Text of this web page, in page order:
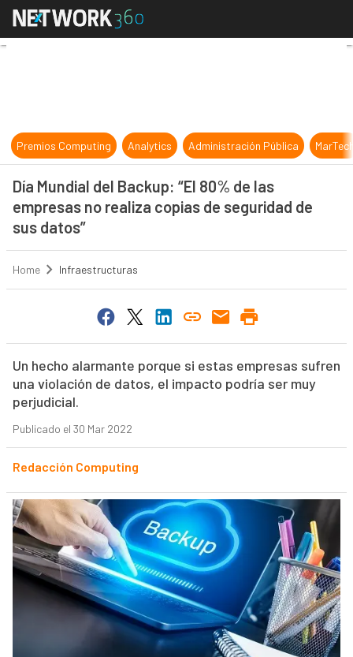
Día Mundial del Backup: “El 80%
Premios Computing Analytics Administración Pública
Día Mundial del Backup: “El 80% de las
empresas no realiza copias de seguridad de
sus datos”
Home Infraestructuras
Un hecho alarmante porque si estas empresas sufren
una violación de datos, el impacto podría ser muy
perjudicial.
Publicado el 30 Mar 2022
Redacción Computing